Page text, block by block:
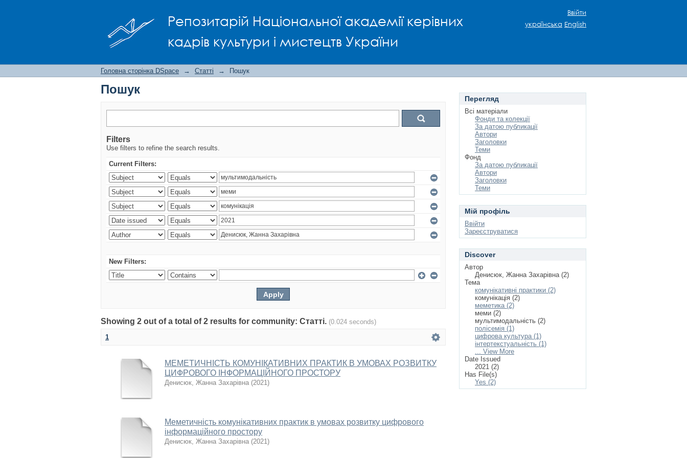
Репозитарій Національної академії керівних
кадрів культури і мистецтв України
Ввійти
українська English
Головна сторінка DSpace → Статті → Пошук
Пошук
Filters
Use filters to refine the search results.
Current Filters:
New Filters:
Showing 2 out of a total of 2 results for community: Статті. (0.024 seconds)
1
МЕМЕТИЧНІСТЬ КОМУНІКАТИВНИХ ПРАКТИК В УМОВАХ РОЗВИТКУ
ЦИФРОВОГО ІНФОРМАЦІЙНОГО ПРОСТОРУ
Денисюк, Жанна Захарівна (2021)
Меметичність комунікативних практик в умовах розвитку цифрового
інформаційного простору
Денисюк, Жанна Захарівна (2021)
Перегляд
Всі матеріали
Фонди та колекції
За датою публикації
Автори
Заголовки
Теми
Фонд
За датою публикації
Автори
Заголовки
Теми
Мій профіль
Ввійти
Зареєструватися
Discover
Автор
Денисюк, Жанна Захарівна (2)
Тема
комунікативні практики (2)
комунікація (2)
меметика (2)
меми (2)
мультимодальність (2)
полісемія (1)
цифрова культура (1)
інтертекстуальність (1)
... View More
Date Issued
2021 (2)
Has File(s)
Yes (2)